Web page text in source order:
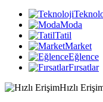
Moda
Tatil
Market
Eğlence
Fırsatlar
Hızlı